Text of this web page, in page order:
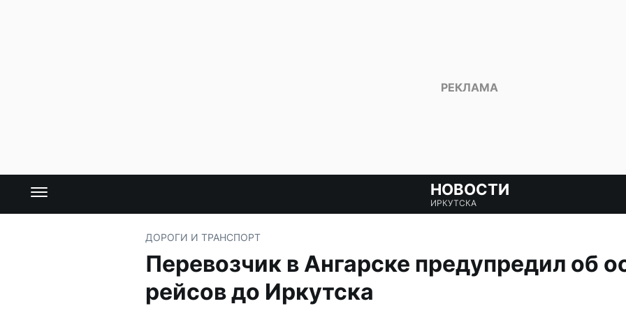
НОВОСТИ
ИРКУТСКА
ДОРОГИ И ТРАНСПОРТ
Перевозчик в Ангарске предупредил об
рейсов до Иркутска